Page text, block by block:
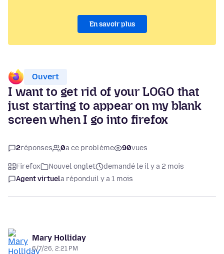
En savoir plus
Ouvert
I want to get rid of your LOGO that
just starting to appear on my blank
screen when I go into firefox
2réponses 0a ce problème 90vues
Firefox Nouvel onglet
demandé le il y a 2 mois
Agent virtuela réponduil y a 1 mois
Mary Holliday
6/7/26, 2:21 PM